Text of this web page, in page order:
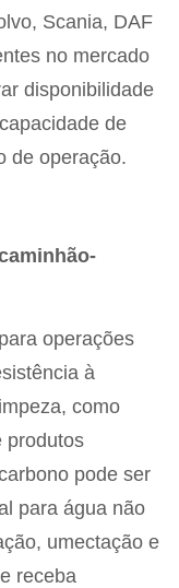
Scania, DAF
no mercado
disponibilidade
de
de operação.
operações
à
como
produtos
pode ser
para água não
umectação e
receba